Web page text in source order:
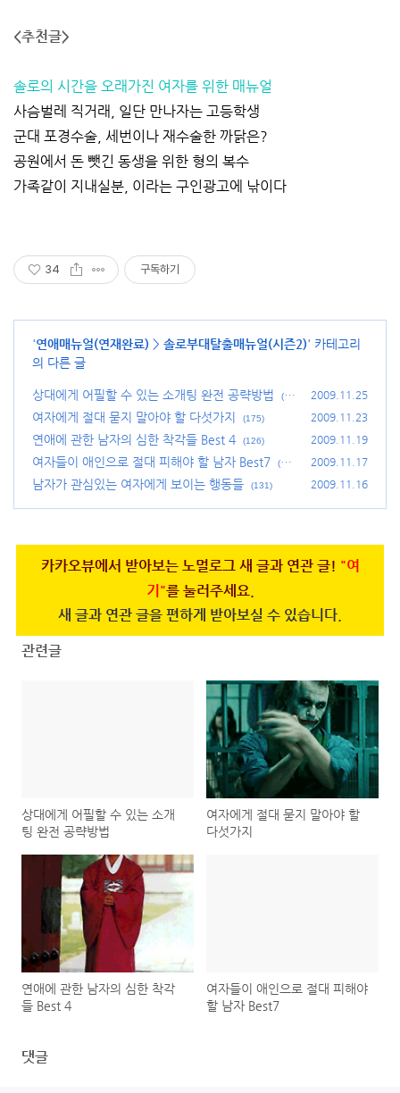
<추천글>
솔로의 시간을 오래가진 여자를 위한 매뉴얼
사슴벌레 직거래, 일단 만나자는 고등학생
군대 포경수술, 세번이나 재수술한 까닭은?
공원에서 돈 뺏긴 동생을 위한 형의 복수
가족같이 지내실분, 이라는 구인광고에 낚이다
34 구독하기
'연애매뉴얼(연재완료) > 솔로부대탈출매뉴얼(시즌2)' 카테고리
의 다른 글
상대에게 어필할 수 있는 소개팅 완전 공략방법
(11
8)
2009.11.25
여자에게 절대 묻지 말아야 할 다섯가지 (175) 2009.11.23
연애에 관한 남자의 심한 착각들 Best 4 (126) 2009.11.19
여자들이 애인으로 절대 피해야 할 남자 Best7
(20
1)
2009.11.17
남자가 관심있는 여자에게 보이는 행동들 (131) 2009.11.16
카카오뷰에서 받아보는 노멀로그 새 글과 연관 글! "여
기"를 눌러주세요.
새 글과 연관 글을 편하게 받아보실 수 있습니다.
관련글
상대에게 어필할 수 있는 소개
팅 완전 공략방법
여자에게 절대 묻지 말아야 할
다섯가지
연애에 관한 남자의 심한 착각
들 Best 4
여자들이 애인으로 절대 피해야
할 남자 Best7
댓글